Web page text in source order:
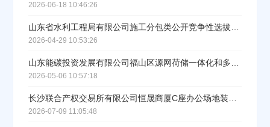
2026-06-18 10:46:26
山东省水利工程局有限公司施工分包类公开竞争性选拔（标段/包1）成交结果公示
2026-04-29 10:53:26
山东能碳投资发展有限公司福山区源网荷储一体化和多能互补示范项目（一期）工程总承包（EPC）项目中标结果公示
2026-05-06 10:57:18
长沙联合产权交易所有限公司恒晟商厦C座办公场地装修改造工程中标公告
2026-07-09 11:05:48